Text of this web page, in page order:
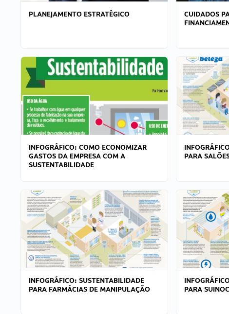
PLANEJAMENTO ESTRATÉGICO
CUIDADOS
INFOGRÁFICO: COMO ECONOMIZAR
GASTOS DA EMPRESA COM A
SUSTENTABILIDADE
PARA
INFOGRÁFICO: SUSTENTABILIDADE
PARA FARMÁCIAS DE MANIPULAÇÃO
PARA